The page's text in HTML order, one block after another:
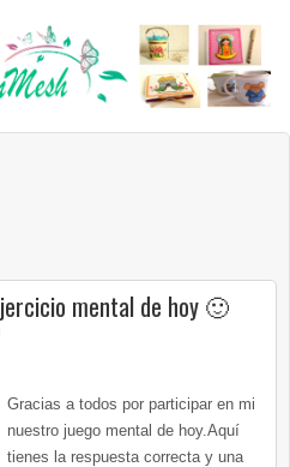
mental de hoy 🙂
Gracias a todos por participar en mi
nuestro juego mental de hoy.Aquí
tienes la respuesta correcta y una